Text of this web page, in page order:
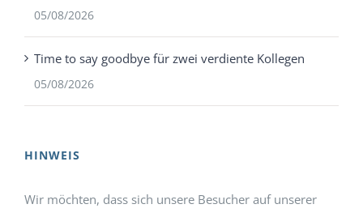
05/08/2026
Time to say goodbye für zwei verdiente Kollegen
05/08/2026
HINWEIS
Wir möchten, dass sich unsere Besucher auf unserer